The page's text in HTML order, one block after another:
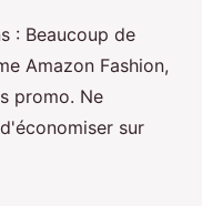
: Beaucoup de
Amazon Fashion,
promo. Ne
sur